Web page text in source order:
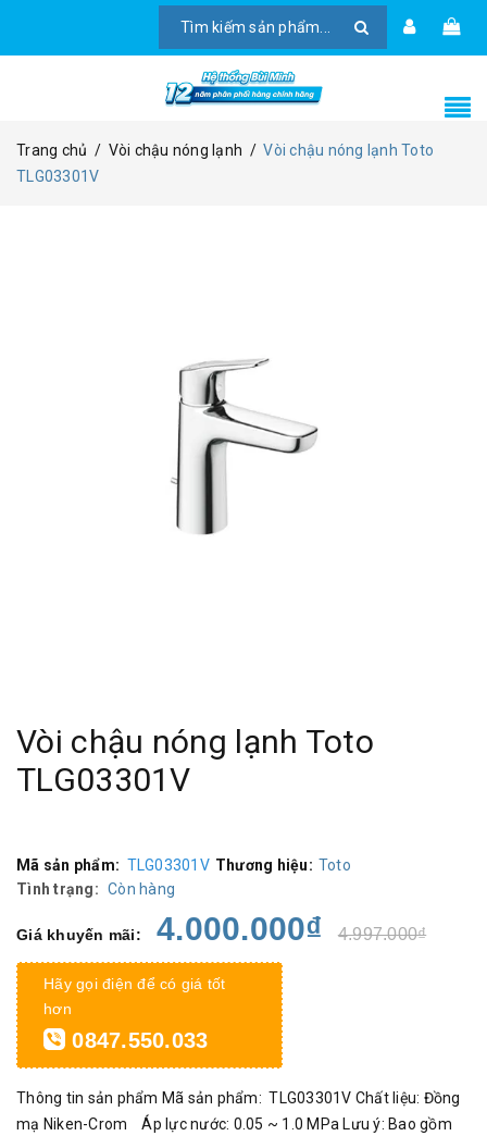
Trang chủ / Vòi chậu nóng lạnh / Vòi chậu nóng lạnh Toto
TLG03301V
Vòi chậu nóng lạnh Toto
TLG03301V
Mã sản phẩm: TLG03301V Thương hiệu: Toto
Tình trạng: Còn hàng
Giá khuyến mãi: 4.000.000₫ 4.997.000₫
Hãy gọi điện để có giá tốt
hơn
0847.550.033
Thông tin sản phẩm Mã sản phẩm: TLG03301V Chất liệu: Đồng
mạ Niken-Crom Áp lực nước: 0.05 ~ 1.0 MPa Lưu ý: Bao gồm